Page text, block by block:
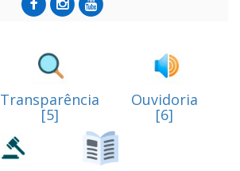
Transparência
[5]
Ouvidoria
[6]